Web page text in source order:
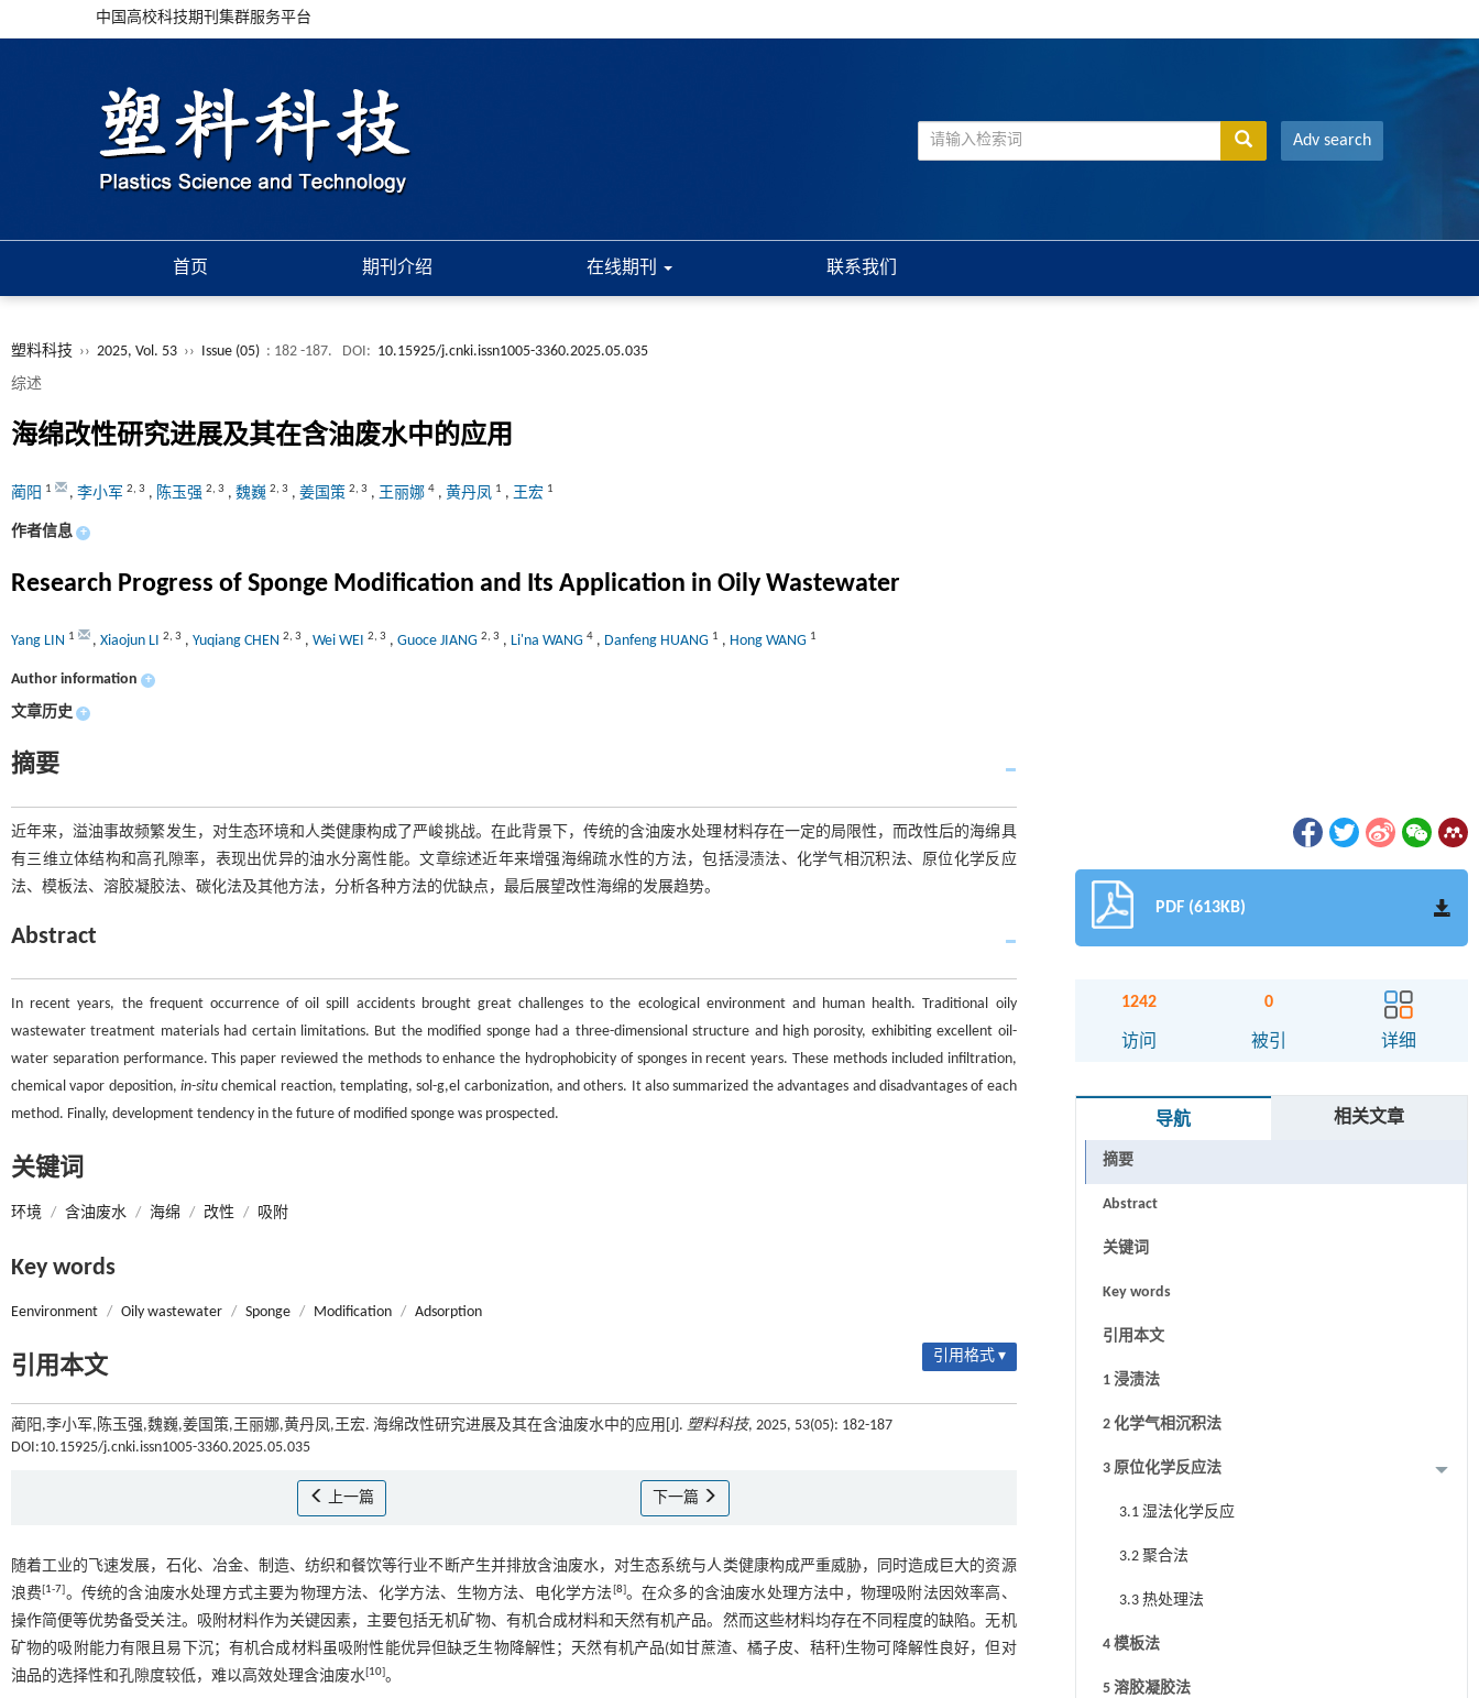
中国高校科技期刊集群服务平台
Adv search
首页 期刊介绍 在线期刊 联系我们
塑料科技 ›› 2025, Vol. 53 ›› Issue (05) : 182 -187. DOI: 10.15925/j.cnki.issn1005-3360.2025.05.035
综述
海绵改性研究进展及其在含油废水中的应用
蔺阳 1 , 李小军 2, 3 , 陈玉强 2, 3 , 魏巍 2, 3 , 姜国策 2, 3 , 王丽娜 4 , 黄丹凤 1 , 王宏 1
作者信息 +
Research Progress of Sponge Modification and Its Application in Oily Wastewater
Yang LIN 1 , Xiaojun LI 2, 3 , Yuqiang CHEN 2, 3 , Wei WEI 2, 3 , Guoce JIANG 2, 3 , Li'na WANG 4 , Danfeng HUANG 1 , Hong WANG 1
Author information +
文章历史 +
摘要
近年来，溢油事故频繁发生，对生态环境和人类健康构成了严峻挑战。在此背景下，传统的含油废水处理材料存在一定的局限性，而改性后的海绵具
有三维立体结构和高孔隙率，表现出优异的油水分离性能。文章综述近年来增强海绵疏水性的方法，包括浸渍法、化学气相沉积法、原位化学反应
法、模板法、溶胶凝胶法、碳化法及其他方法，分析各种方法的优缺点，最后展望改性海绵的发展趋势。
Abstract
In recent years, the frequent occurrence of oil spill accidents brought great challenges to the ecological environment and human health. Traditional oily
wastewater treatment materials had certain limitations. But the modified sponge had a three-dimensional structure and high porosity, exhibiting excellent oil-
water separation performance. This paper reviewed the methods to enhance the hydrophobicity of sponges in recent years. These methods included infiltration,
chemical vapor deposition,in-situ chemical reaction, templating, sol-g,el carbonization, and others. It also summarized the advantages and disadvantages of each
method. Finally, development tendency in the future of modified sponge was prospected.
关键词
环境 / 含油废水 / 海绵 / 改性 / 吸附
Key words
Eenvironment / Oily wastewater / Sponge / Modification / Adsorption
引用本文 引用格式 ▾
蔺阳,李小军,陈玉强,魏巍,姜国策,王丽娜,黄丹凤,王宏. 海绵改性研究进展及其在含油废水中的应用[J]. 塑料科技, 2025, 53(05): 182-187
DOI:10.15925/j.cnki.issn1005-3360.2025.05.035
上一篇 下一篇
随着工业的飞速发展，石化、冶金、制造、纺织和餐饮等行业不断产生并排放含油废水，对生态系统与人类健康构成严重威胁，同时造成巨大的资源
浪费[1-7]。传统的含油废水处理方式主要为物理方法、化学方法、生物方法、电化学方法[8]。在众多的含油废水处理方法中，物理吸附法因效率高、
操作简便等优势备受关注。吸附材料作为关键因素，主要包括无机矿物、有机合成材料和天然有机产品。然而这些材料均存在不同程度的缺陷。无机
矿物的吸附能力有限且易下沉；有机合成材料虽吸附性能优异但缺乏生物降解性；天然有机产品(如甘蔗渣、橘子皮、秸秆)生物可降解性良好，但对
油品的选择性和孔隙度较低，难以高效处理含油废水[10]。
PDF (613KB)
1242
访问
0
被引 详细
导航 相关文章
摘要
Abstract
关键词
Key words
引用本文
1 浸渍法
2 化学气相沉积法
3 原位化学反应法
3.1 湿法化学反应
3.2 聚合法
3.3 热处理法
4 模板法
5 溶胶凝胶法